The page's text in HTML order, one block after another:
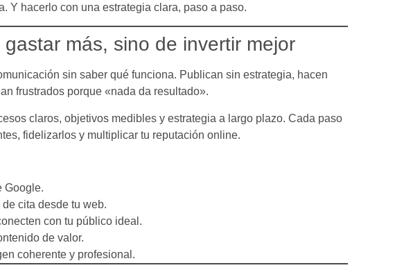
Y hacerlo con una estrategia clara, paso a paso.
más, sino de invertir mejor
sin saber qué funciona. Publican sin estrategia, hacen
frustrados porque «nada da resultado».
claros, objetivos medibles y estrategia a largo plazo. Cada paso
fidelizarlos y multiplicar tu reputación online.
Google.
cita desde tu web.
con tu público ideal.
de valor.
coherente y profesional.